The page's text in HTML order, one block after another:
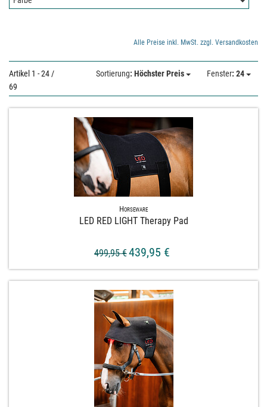
Alle Preise inkl. MwSt. zzgl. Versandkosten
Artikel 1 - 24 /
69
Sortierung: Höchster Preis Fenster: 24
Horseware
LED RED LIGHT Therapy Pad
499,95 €439,95 €